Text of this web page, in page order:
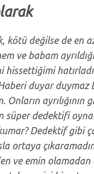
kötü değilse de en
ve babam
hissettiğimi
duyar duymaz
ayrılığının
süper dedektifi
Dedektif gibi
ortaya
ve emin olamadan